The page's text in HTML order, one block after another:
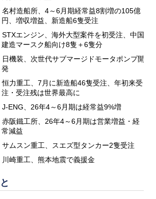
名村造船所、4～6月期経常益8割増の105億
円、増収増益、新造船6隻受注
STXエンジン、海外大型案件を初受注、中国
建造マースク船向け8隻＋6隻分
日機装、次世代サブマージドモータポンプ開
発
恒力重工、7月に新造船46隻受注、年初来受
注・受注残は世界最高に
J-ENG、26年4～6月期は経常益9%増
赤阪鐵工所、26年4～6月期は営業増益・経
常減益
サムスン重工、スエズ型タンカー2隻受注
川崎重工、熊本地震で義援金